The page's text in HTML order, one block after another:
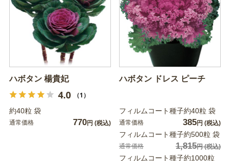
ハボタン 楊貴妃
4.0 （1）
約40粒 袋
通常価格 770円 (税込)
ハボタン ドレス ピーチ
フィルムコート種子約40粒 袋
通常価格 385円 (税込)
フィルムコート種子約500粒 袋
通常価格 1,815円(税込)
フィルムコート種子約1000粒